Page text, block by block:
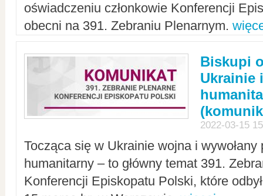
oświadczeniu członkowie Konferencji
obecni na 391. Zebraniu Plenarnym.
Biskupi
Ukrainie
2022-03-15
Tocząca się w Ukrainie wojna i
humanitarny – to główny temat 391.
Konferencji Episkopatu Polski, które